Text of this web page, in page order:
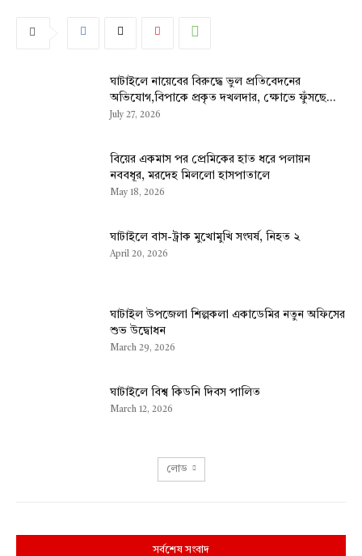
ঘাটাইলে নায়েবের বিরুদ্ধে ভুল প্রতিবেদনের
অভিযোগ,বিপাকে প্রকৃত দখলদার, ক্ষোভে ফুঁসছে...
July 27, 2026
বিয়ের একমাস পর প্রেমিকের হাত ধরে পলায়ন
নববধূর, মরদেহ মিললো হাসপাতালে
May 18, 2026
ঘাটাইলে বাস-ট্রাক মুখোমুখি সংঘর্ষ, নিহত ২
April 20, 2026
ঘাটাইল উপজেলা শিল্পকলা একাডেমির নতুন অফিসের
শুভ উদ্বোধন
March 29, 2026
ঘাটাইলে বিশ্ব কিডনি দিবস পালিত
March 12, 2026
লোড
সর্বশেষ সংবাদ